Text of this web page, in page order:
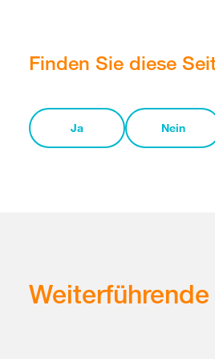
Finden Sie diese
Ja Nein